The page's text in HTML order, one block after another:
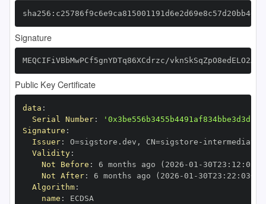
Signature
MEQCIFiVBbMwPCf5gnYDTq86XCdrzc/
Public Key Certificate
data :
Serial Number:
Signature :
Issuer: O=sigstore.dev , CN=sigstore -
Validity:
Not Before : 6 months ago (2026 -01 - 30T23 : 12 :
Not After: 6 months ago (2026 -01 - 30T23 : 22 : 03+00
Algorithm:
name :